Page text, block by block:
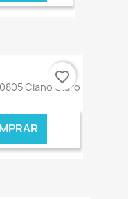
€ ONLINE
Ciano Claro
favorite_border